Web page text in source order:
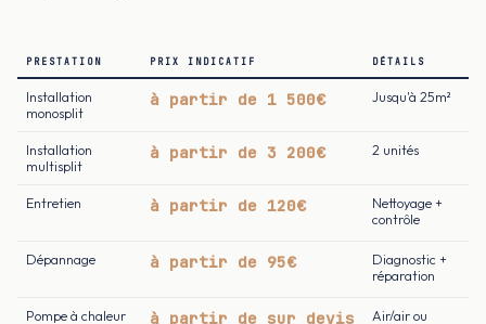
PRESTATION PRIX INDICATIF DÉTAILS
Installation
monosplit
à partir de 1 500€ Jusqu'à 25m²
Installation
multisplit
à partir de 3 200€ 2 unités
Entretien à partir de 120€
Nettoyage +
contrôle
Dépannage à partir de 95€
Diagnostic +
réparation
Pompe à chaleur à partir de sur devis
Air/air ou